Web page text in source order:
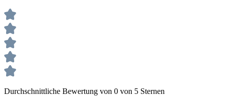
Durchschnittliche Bewertung von 0 von 5 Sternen